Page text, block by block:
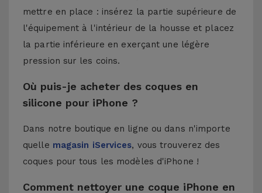
mettre en place : insérez la partie supérieure de
l'équipement à l'intérieur de la housse et placez
la partie inférieure en exerçant une légère
pression sur les coins.
Où puis-je acheter des coques en
silicone pour iPhone ?
Dans notre boutique en ligne ou dans n'importe
quelle magasin iServices, vous trouverez des
coques pour tous les modèles d'iPhone !
Comment nettoyer une coque iPhone en